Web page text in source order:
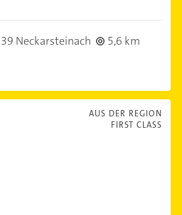
Neckarsteinach
5,6 km
AUS DER REGION
FIRST CLASS